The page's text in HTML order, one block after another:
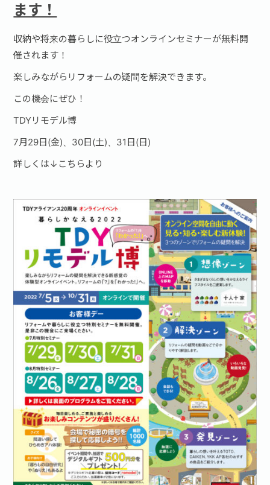
ます！
収納や将来の暮らしに役立つオンラインセミナーが無料開
催されます！
楽しみながらリフォームの疑問を解決できます。
この機会にぜひ！
TDYリモデル博
7月29日(金)、30日(土)、31日(日)
詳しくは↓こちらより